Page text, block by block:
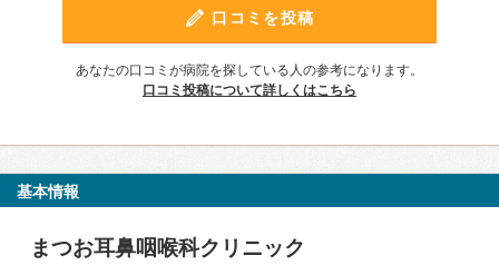
口コミを投稿
あなたの口コミが病院を探している人の参考になります。
口コミ投稿について詳しくはこちら
基本情報
まつお耳鼻咽喉科クリニック